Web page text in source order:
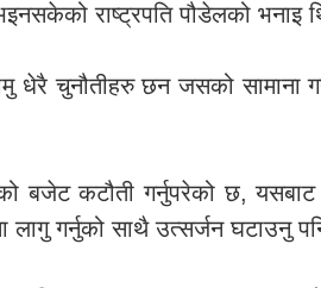
राष्ट्रपति पौडेलको भनाइ
चुनौतीहरु छन जसको सामाना
बजेट कटौती गर्नुपरेको छ, यसबाट
लागु गर्नुको साथै उत्सर्जन घटाउनु